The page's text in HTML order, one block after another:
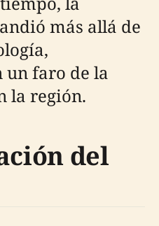
más allá de
un faro de la
la región.
del